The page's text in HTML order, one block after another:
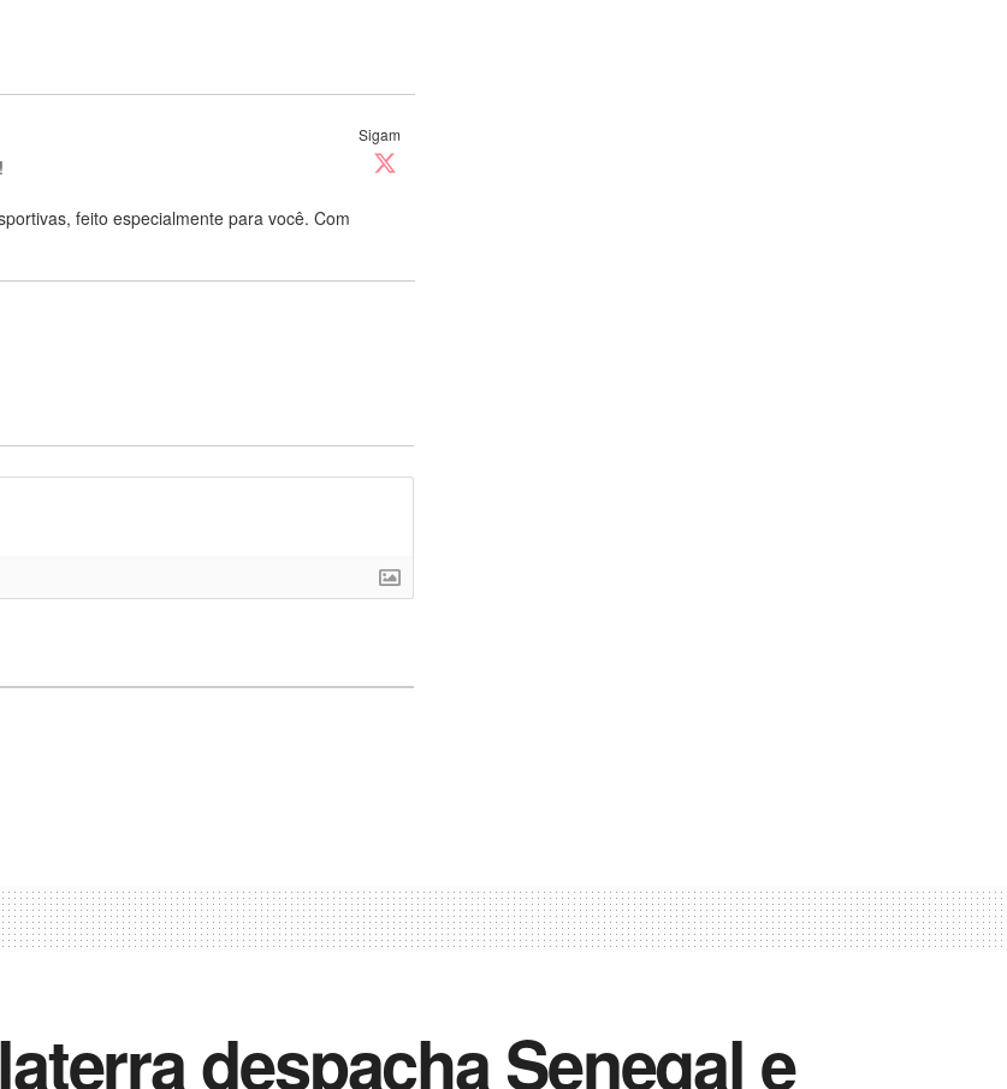
Sigam
feito especialmente para você. Com
despacha Senegal e